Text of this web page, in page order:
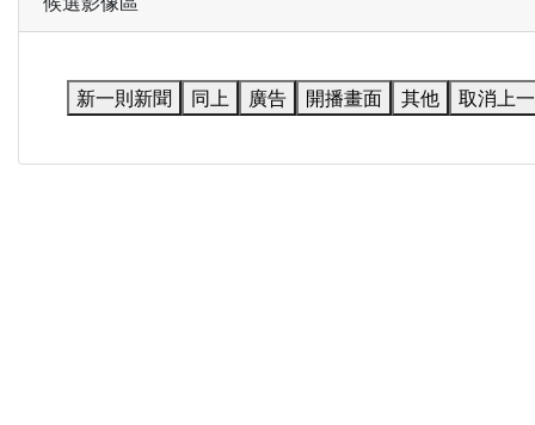
新一則新聞 同上 廣告 開播畫面 其他 取消上